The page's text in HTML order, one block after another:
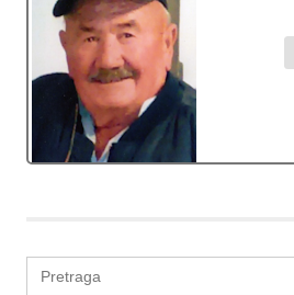
Search
for: